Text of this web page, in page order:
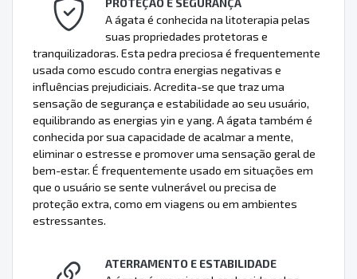
A ágata é conhecida na litoterapia pelas
suas propriedades protetoras e
tranquilizadoras. Esta pedra preciosa é frequentemente
usada como escudo contra energias negativas e
influências prejudiciais. Acredita-se que traz uma
sensação de segurança e estabilidade ao seu usuário,
equilibrando as energias yin e yang. A ágata também é
conhecida por sua capacidade de acalmar a mente,
eliminar o estresse e promover uma sensação geral de
bem-estar. É frequentemente usado em situações em
que o usuário se sente vulnerável ou precisa de
proteção extra, como em viagens ou em ambientes
estressantes.
ATERRAMENTO E ESTABILIDADE